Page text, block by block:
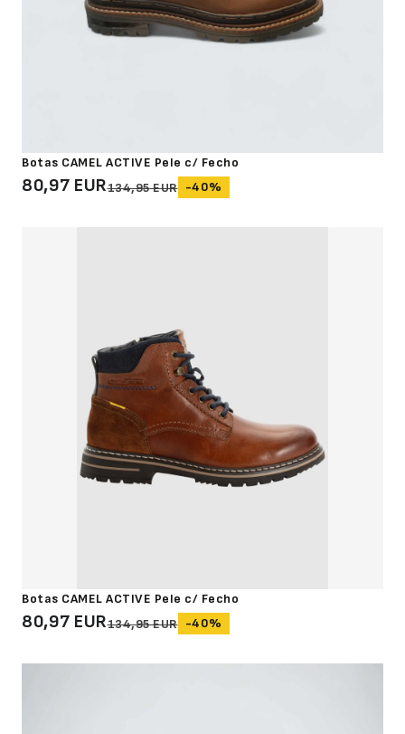
Botas CAMEL ACTIVE Pele c/ Fecho
80,97 EUR134,95 EUR -40%
Botas CAMEL ACTIVE Pele c/ Fecho
80,97 EUR134,95 EUR -40%